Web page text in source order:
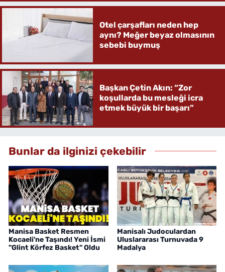
Otel çarşafları neden hep
aynı? Meğer beyaz olmasının
sebebi buymuş
Başkan Çetin Akın: “Zor
koşullarda bu mesleği icra
etmek büyük bir başarı”
Bunlar da ilginizi çekebilir
Manisa Basket Resmen
Kocaeli'ne Taşındı! Yeni İsmi
"Glint Körfez Basket" Oldu
Manisalı Judoculardan
Uluslararası Turnuvada 9
Madalya